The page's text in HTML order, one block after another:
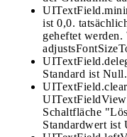
ist 0,0.
geheftet
Standard ist
Schaltfläche
Standardwert